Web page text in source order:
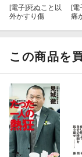
同じように性格が
ただ下品な本にし
」
[電子]死ぬこと以
外かすり傷
[電
痛
この商品を